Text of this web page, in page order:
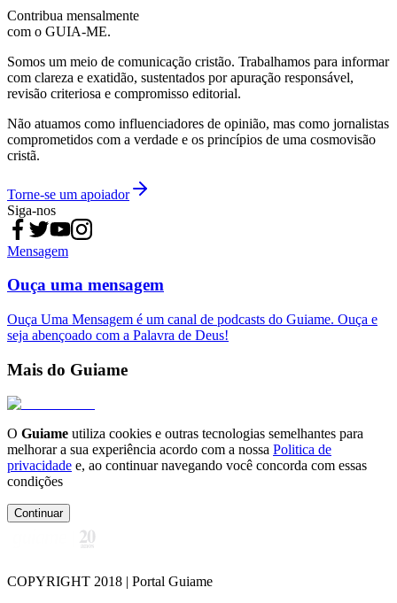
Contribua mensalmente
com o GUIA-ME.
Somos um meio de comunicação cristão. Trabalhamos para informar
com clareza e exatidão, sustentados por apuração responsável,
revisão criteriosa e compromisso editorial.
Não atuamos como influenciadores de opinião, mas como jornalistas
comprometidos com a verdade e os princípios de uma cosmovisão
cristã.
Torne-se um apoiador
Siga-nos
Mensagem
Ouça uma mensagem
Ouça Uma Mensagem é um canal de podcasts do Guiame. Ouça e
seja abençoado com a Palavra de Deus!
Mais do Guiame
O Guiame utiliza cookies e outras tecnologias semelhantes para
melhorar a sua experiência acordo com a nossa Politica de
privacidade e, ao continuar navegando você concorda com essas
condições
Continuar
COPYRIGHT 2018 | Portal Guiame